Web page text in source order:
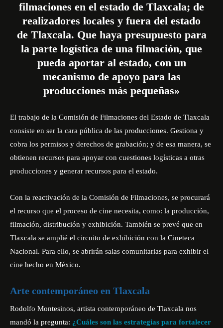
filmaciones en el estado de Tlaxcala; de
realizadores locales y fuera del estado
de Tlaxcala. Que haya presupuesto para
la parte logística de una filmación, que
pueda aportar al estado, con un
mecanismo de apoyo para las
producciones más pequeñas»
El trabajo de la Comisión de Filmaciones del Estado de Tlaxcala
consiste en ser la cara pública de las producciones. Gestiona y
cobra los permisos y derechos de grabación; y de esa manera, se
obtienen recursos para apoyar con cuestiones logísticas a otras
producciones y generar recursos para el estado.
Con la reactivación de la Comisión de Filmaciones, se procurará
el recurso que el proceso de cine necesita, como: la producción,
filmación, distribución y exhibición. También se prevé que en
Tlaxcala se amplié el circuito de exhibición con la Cineteca
Nacional. Para ello, se abrirán salas comunitarias para exhibir el
cine hecho en México.
Arte contemporáneo en Tlaxcala
Rodolfo Montesinos, artista contemporáneo de Tlaxcala nos
mandó la pregunta: ¿Cuáles son las estrategias para fortalecer